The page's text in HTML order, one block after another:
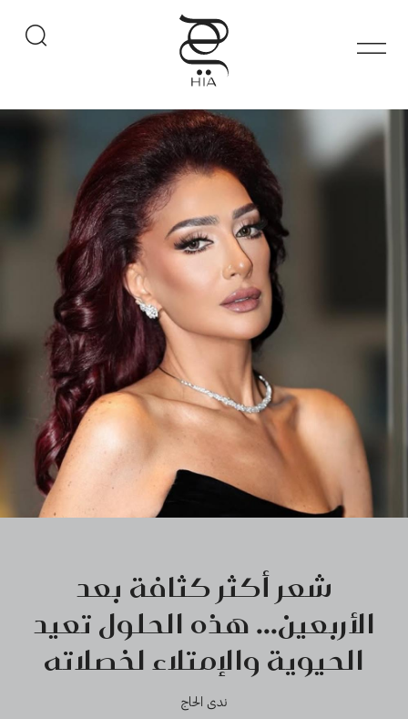
شعر أكثر كثافة بعد
الأربعين... هذه الحلول تعيد
الحيوية والإمتلاء لخصلاته
ندى الحاج